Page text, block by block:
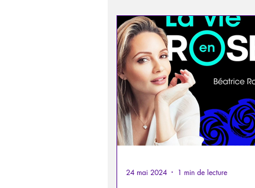
encore de véritables ordinateurs
miniatures...
24 mai 2024 1 min de lecture